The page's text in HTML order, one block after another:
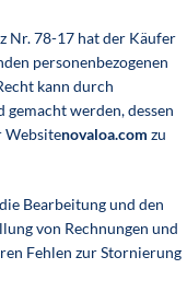
Nr. 78-17 hat der Käufer
personenbezogenen
kann durch
werden, dessen
Websitenovaloa.com zu
Bearbeitung und den
von Rechnungen und
Fehlen zur Stornierung